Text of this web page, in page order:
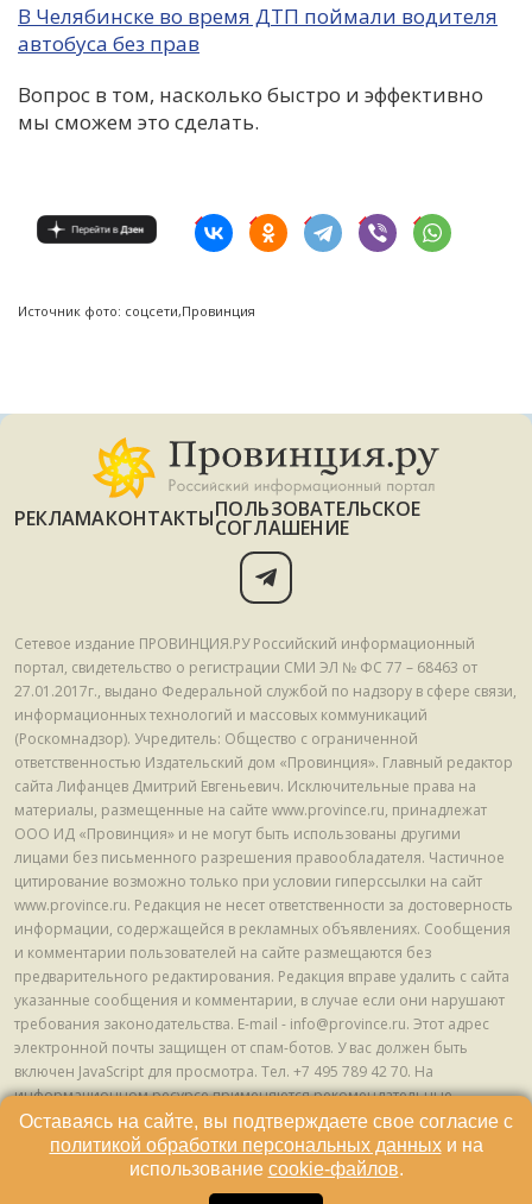
В Челябинске во время ДТП поймали водителя
автобуса без прав
Вопрос в том, насколько быстро и эффективно
мы сможем это сделать.
Источник фото: соцсети,Провинция
РЕКЛАМАКОНТАКТЫПОЛЬЗОВАТЕЛЬСКОЕ
СОГЛАШЕНИЕ
Сетевое издание ПРОВИНЦИЯ.РУ Российский информационный
портал, свидетельство о регистрации СМИ ЭЛ № ФС 77 – 68463 от
27.01.2017г., выдано Федеральной службой по надзору в сфере связи,
информационных технологий и массовых коммуникаций
(Роскомнадзор). Учредитель: Общество с ограниченной
ответственностью Издательский дом «Провинция». Главный редактор
сайта Лифанцев Дмитрий Евгеньевич. Исключительные права на
материалы, размещенные на сайте www.province.ru, принадлежат
ООО ИД «Провинция» и не могут быть использованы другими
лицами без письменного разрешения правообладателя. Частичное
цитирование возможно только при условии гиперссылки на сайт
www.province.ru. Редакция не несет ответственности за достоверность
информации, содержащейся в рекламных объявлениях. Сообщения
и комментарии пользователей на сайте размещаются без
предварительного редактирования. Редакция вправе удалить с сайта
указанные сообщения и комментарии, в случае если они нарушают
требования законодательства. E-mail - info@province.ru. Этот адрес
электронной почты защищен от спам-ботов. У вас должен быть
включен JavaScript для просмотра. Tел. +7 495 789 42 70. На
информационном ресурсе применяются рекомендательные
технологии (информационные технологии предоставления
информации на основе сбора, систематизации и анализа сведений,
относящихся к предпочтениям пользователей сети "Интернет",
находящихся на территории Российской Федерации) © ООО ИД
Оставаясь на сайте, вы подтверждаете свое согласие с
политикой обработки персональных данныхи на
использование cookie-файлов.